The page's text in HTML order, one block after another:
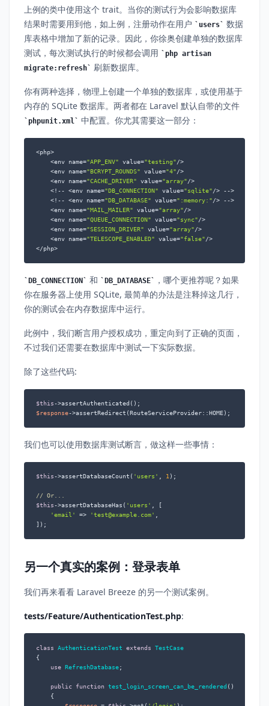
上例的类中使用这个 trait。当你的测试行为会影响数据库
结果时需要用到他，如上例，注册动作在用户
users
数据
库表格中增加了新的记录。因此，你徐奥创建单独的数据库
测试，每次测试执行的时候都会调用
php artisan
migrate:refresh
刷新数据库。
你有两种选择，物理上创建一个单独的数据库，或使用基于
内存的 SQLite 数据库。两者都在 Laravel 默认自带的文件
phpunit.xml 中配置。你尤其需要这一部分：
<php>
    <env name=
"APP_ENV" value="testing"/>
    <env name=
"BCRYPT_ROUNDS" value="4"/>
    <env name=
"CACHE_DRIVER" value="array"/>
    <!-- <env name=
"DB_CONNECTION" value="sqlite"/> -->
    <!-- <env name=
"DB_DATABASE" value=":memory:"/> -->
    <env name=
"MAIL_MAILER" value="array"/>
    <env name=
"QUEUE_CONNECTION" value="sync"/>
    <env name=
"SESSION_DRIVER" value="array"/>
    <env name=
"TELESCOPE_ENABLED" value="false"/>
</php>
DB_CONNECTION 和 DB_DATABASE
，哪个更推荐呢？如果
你在服务器上使用 SQLite, 最简单的办法是注释掉这几行，
你的测试会在内存数据库中运行。
此例中，我们断言用户授权成功，重定向到了正确的页面，
不过我们还需要在数据库中测试一下实际数据。
除了这些代码:
$this
$response->assertRedirect(RouteServiceProvider::HOME);
我们也可以使用数据库测试断言，做这样一些事情：
$this->assertDatabaseCount( 'users' 1 );
// Or...
$this->assertDatabaseHas( 'users'
, [
'email'
=> 'test@example.com'
]);
另一个真实的案例：登录表单
我们再来看看 Laravel Breeze 的另一个测试案例。
tests/Feature/AuthenticationTest.php:
class AuthenticationTest extends
TestCase
{
use RefreshDatabase;
public function test_login_screen_can_be_rendered ( )
{